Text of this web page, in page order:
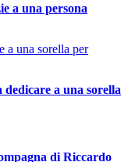
a una persona
a una sorella
di Riccardo